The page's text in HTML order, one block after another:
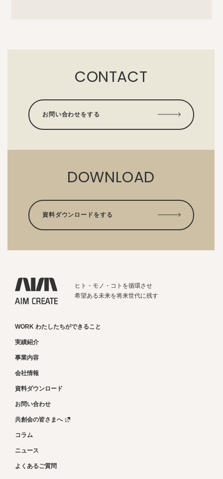
CONTACT
お問い合わせをする
DOWNLOAD
資料ダウンロードをする
ヒト・モノ・コトを循環させ
希望ある未来を将来世代に残す
WORK わたしたちができること
実績紹介
事業内容
会社情報
資料ダウンロード
お問い合わせ
共創会の皆さまへ
コラム
ニュース
よくあるご質問